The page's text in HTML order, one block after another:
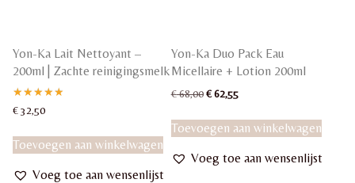
Yon-Ka Lait Nettoyant –
200ml | Zachte reinigingsmelk
Gewaardeerd
5.00
€32,50
Toevoegen aan winkelwagen
Voeg toe aan wensenlijst
Yon-Ka Duo Pack Eau
Micellaire + Lotion 200ml
€68,00 Oorspronkelijke
was:
€ 68,00.
€62,55Huidige
is:
€ 62,55.
Toevoegen aan winkelwagen
Voeg toe aan wensenlijst